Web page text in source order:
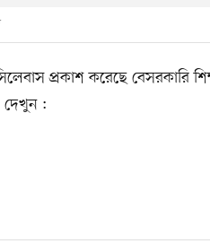
প্রকাশ করেছে বেসরকারি
দেখুন :